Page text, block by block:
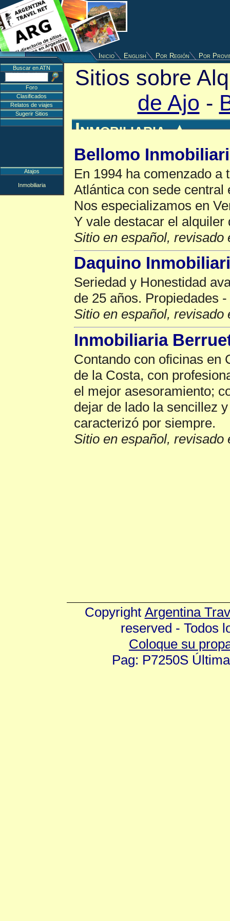
Inicio English Por Región Por
Sitios sobre
de Ajo -
Inmobiliaria▲
Bellomo
En 1994 ha comenzado a
Atlántica con sede central
Nos especializamos en
Y vale destacar el alquiler
Sitio en español, revisado
Daquino
Seriedad y Honestidad
de 25 años. Propiedades
Sitio en español, revisado
Inmobiliaria
Contando con oficinas en
de la Costa, con
el mejor asesoramiento;
dejar de lado la sencillez
caracterizó por siempre.
Sitio en español, revisado
Buscar en ATN
Foro
Clasificados
Relatos de viajes
Sugerir Sitios
Atajos
Inmobiliaria
Copyright Argentina
reserved - Todos
Coloque su
Pag: P7250S